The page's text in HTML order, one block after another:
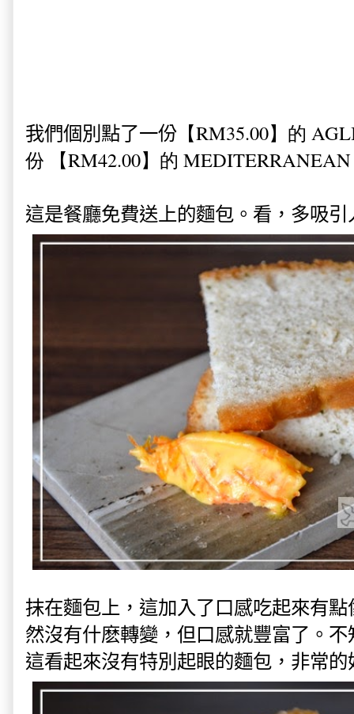
我們個別點了一份 【RM35.00】的
份
【RM42.00】的
這是餐廳免費送上的麵包。看，多吸
抹在麵包上，這加入了口感吃起來有
然沒有什麽轉變，但口感就豐富了。
這看起來沒有特別起眼的麵包，非常的